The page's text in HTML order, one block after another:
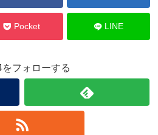
Pocket LINE
フォローする